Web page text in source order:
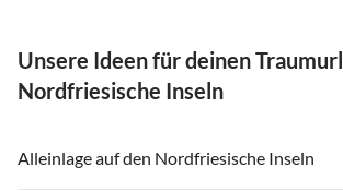
Unsere Ideen für deinen
Nordfriesische Inseln
Alleinlage auf den Nordfriesische Inseln